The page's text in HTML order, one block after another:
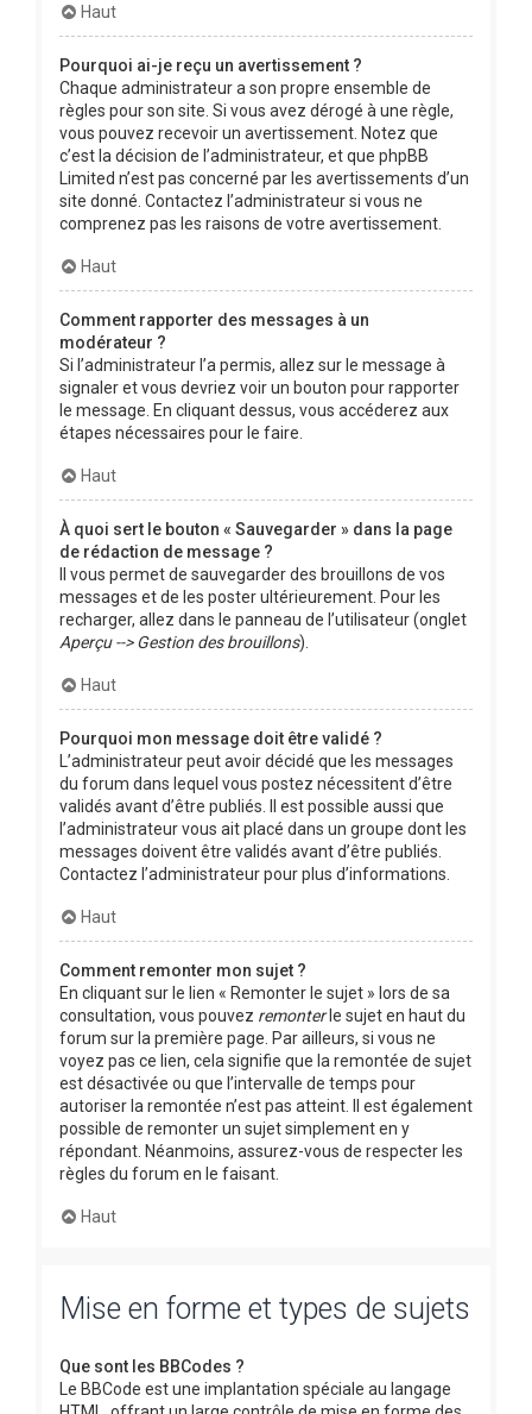
Haut
Pourquoi ai-je reçu un avertissement ?
Chaque administrateur a son propre ensemble de
règles pour son site. Si vous avez dérogé à une règle,
vous pouvez recevoir un avertissement. Notez que
c’est la décision de l’administrateur, et que phpBB
Limited n’est pas concerné par les avertissements d’un
site donné. Contactez l’administrateur si vous ne
comprenez pas les raisons de votre avertissement.
Haut
Comment rapporter des messages à un
modérateur ?
Si l’administrateur l’a permis, allez sur le message à
signaler et vous devriez voir un bouton pour rapporter
le message. En cliquant dessus, vous accéderez aux
étapes nécessaires pour le faire.
Haut
À quoi sert le bouton « Sauvegarder » dans la page
de rédaction de message ?
Il vous permet de sauvegarder des brouillons de vos
messages et de les poster ultérieurement. Pour les
recharger, allez dans le panneau de l’utilisateur (onglet
Aperçu --> Gestion des brouillons).
Haut
Pourquoi mon message doit être validé ?
L’administrateur peut avoir décidé que les messages
du forum dans lequel vous postez nécessitent d’être
validés avant d’être publiés. Il est possible aussi que
l’administrateur vous ait placé dans un groupe dont les
messages doivent être validés avant d’être publiés.
Contactez l’administrateur pour plus d’informations.
Haut
Comment remonter mon sujet ?
En cliquant sur le lien « Remonter le sujet » lors de sa
consultation, vous pouvez remonterle sujet en haut du
forum sur la première page. Par ailleurs, si vous ne
voyez pas ce lien, cela signifie que la remontée de sujet
est désactivée ou que l’intervalle de temps pour
autoriser la remontée n’est pas atteint. Il est également
possible de remonter un sujet simplement en y
répondant. Néanmoins, assurez-vous de respecter les
règles du forum en le faisant.
Haut
Mise en forme et types de sujets
Que sont les BBCodes ?
Le BBCode est une implantation spéciale au langage